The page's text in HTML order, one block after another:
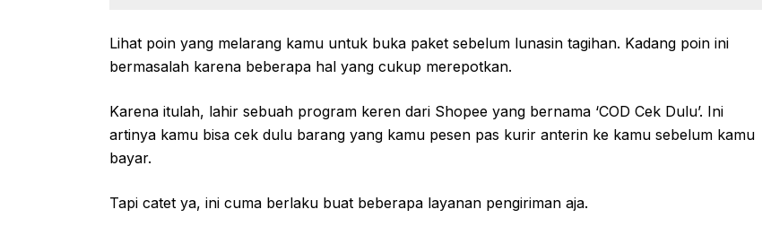
Lihat poin yang melarang kamu untuk buka paket sebelum lunasin tagihan. Kadang poin ini
bermasalah karena beberapa hal yang cukup merepotkan.
Karena itulah, lahir sebuah program keren dari Shopee yang bernama ‘COD Cek Dulu’. Ini
artinya kamu bisa cek dulu barang yang kamu pesen pas kurir anterin ke kamu sebelum kamu
bayar.
Tapi catet ya, ini cuma berlaku buat beberapa layanan pengiriman aja.